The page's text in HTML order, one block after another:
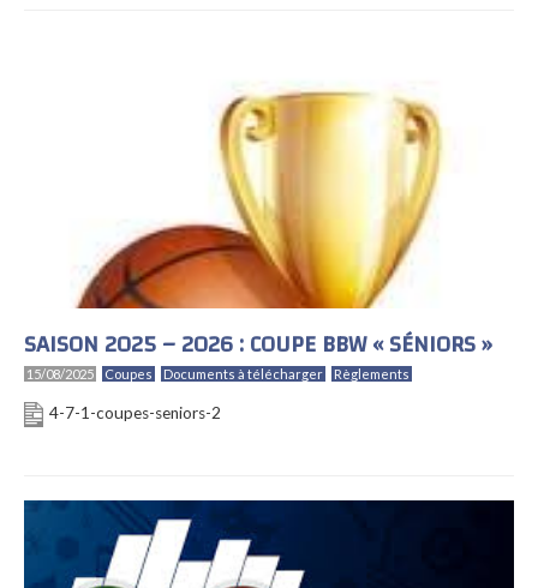
SAISON 2025 – 2026 : COUPE BBW « SÉNIORS »
15/08/2025 Coupes Documents à télécharger Règlements
4-7-1-coupes-seniors-2